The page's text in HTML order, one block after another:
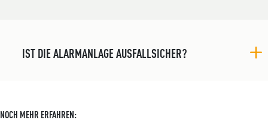
IST DIE ALARMANLAGE AUSFALLSICHER?
NOCH MEHR ERFAHREN: